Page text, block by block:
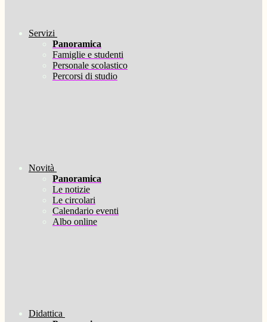
Servizi
Panoramica
Famiglie e studenti
Personale scolastico
Percorsi di studio
Novità
Panoramica
Le notizie
Le circolari
Calendario eventi
Albo online
Didattica